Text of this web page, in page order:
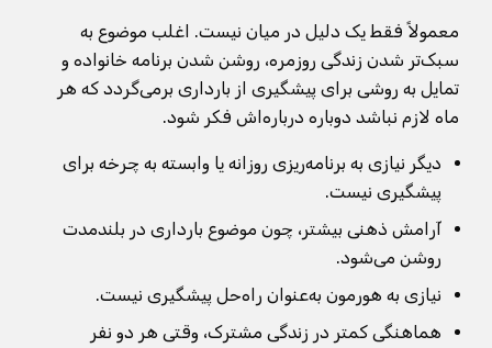
معمولاً فقط یک دلیل در میان نیست. اغلب موضوع به
سبک‌تر شدن زندگی روزمره، روشن شدن برنامه خانواده و
تمایل به روشی برای پیشگیری از بارداری برمی‌گردد که هر
ماه لازم نباشد دوباره درباره‌اش فکر شود.
دیگر نیازی به برنامه‌ریزی روزانه یا وابسته به چرخه برای
پیشگیری نیست.
آرامش ذهنی بیشتر، چون موضوع بارداری در بلندمدت
روشن می‌شود.
نیازی به هورمون به‌عنوان راه‌حل پیشگیری نیست.
هماهنگی کمتر در زندگی مشترک، وقتی هر دو نفر